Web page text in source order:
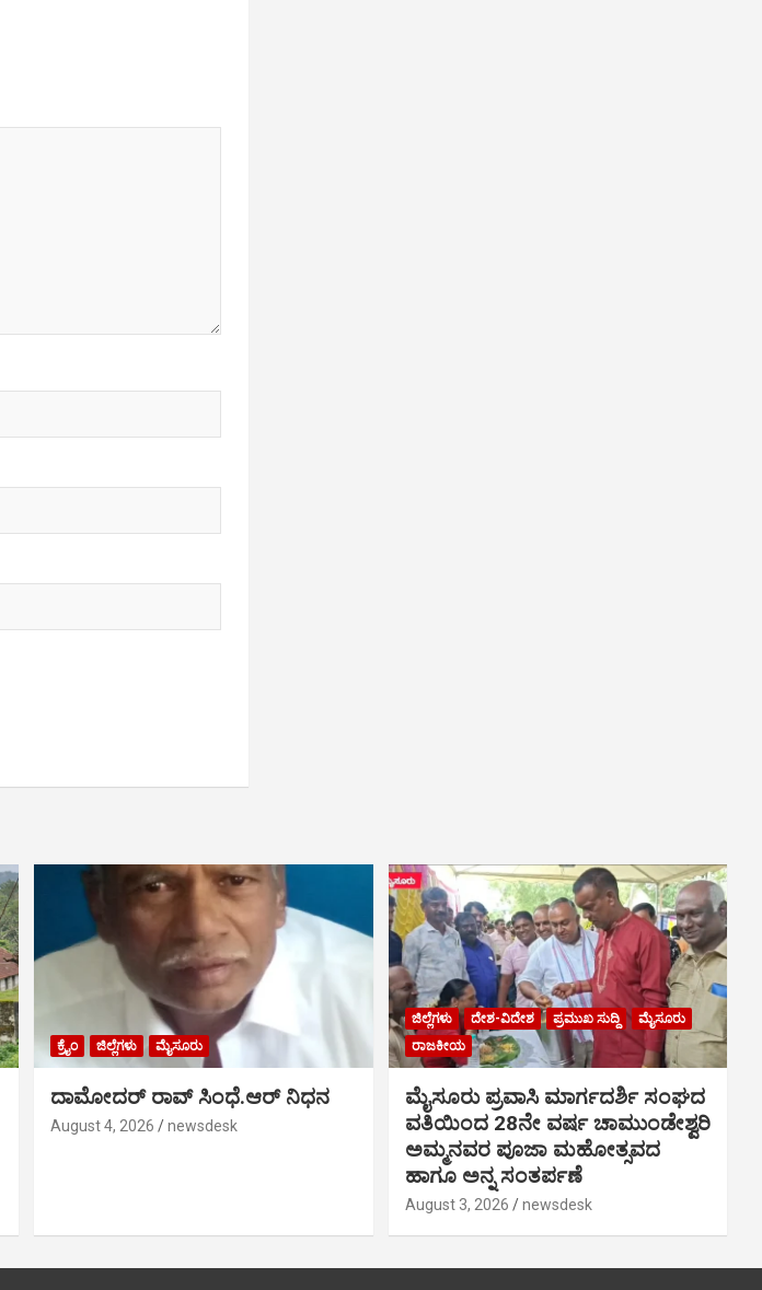
ಕ್ರೈಂ ಜಿಲ್ಲೆಗಳು ಮೈಸೂರು
ದಾಮೋದರ್ ರಾವ್ ಸಿಂಧೆ.ಆರ್ ನಿಧನ
August 4, 2026 newsdesk
ಜಿಲ್ಲೆಗಳು ದೇಶ-ವಿದೇಶ ಪ್ರಮುಖ ಸುದ್ದಿ
ಮೈಸೂರು
ರಾಜಕೀಯ
ಮೈಸೂರು ಪ್ರವಾಸಿ ಮಾರ್ಗದರ್ಶಿ ಸಂಘದ
ವತಿಯಿಂದ 28ನೇ ವರ್ಷ ಚಾಮುಂಡೇಶ್ವರಿ
ಅಮ್ಮನವರ ಪೂಜಾ ಮಹೋತ್ಸವದ
ಹಾಗೂ ಅನ್ನ ಸಂತರ್ಪಣೆ
August 3, 2026 newsdesk